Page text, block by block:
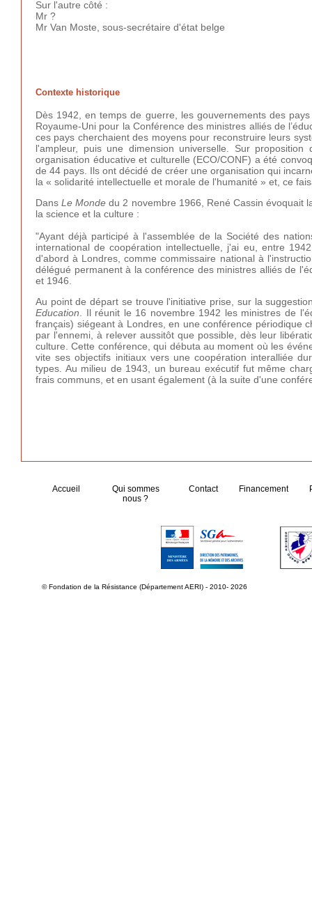
Sur l'autre côté :
Mr ?
Mr Van Moste, sous-secrétaire d'état belge
Contexte historique
Dès 1942, en temps de guerre, les gouvernements des
Royaume-Uni pour la Conférence des ministres alliés de
ces pays cherchaient des moyens pour reconstruire leurs
l'ampleur, puis une dimension universelle. Sur
organisation éducative et culturelle (ECO/CONF) a été
de 44 pays. Ils ont décidé de créer une organisation qui
la « solidarité intellectuelle et morale de l'humanité » et, ce
DansLe Monde du 2 novembre 1966, René Cassin évoquait
la science et la culture :
"Ayant déjà participé à l'assemblée de la Société des
international de coopération intellectuelle, j'ai eu, entre
d'abord à Londres, comme commissaire national à
délégué permanent à la conférence des ministres alliés de
et 1946.
Au point de départ se trouve l'initiative prise, sur la
Education . Il réunit le 16 novembre 1942 les ministres de
français) siégeant à Londres, en une conférence périodique
par l'ennemi, à relever aussitôt que possible, dès leur
culture. Cette conférence, qui débuta au moment où les
vite ses objectifs initiaux vers une coopération interalliée
types. Au milieu de 1943, un bureau exécutif fut même
frais communs, et en usant également (à la suite d'une
Accueil
Qui sommes
nous ?
Contact Financement
© Fondation de la Résistance (Département AERI) - 2010- 2026